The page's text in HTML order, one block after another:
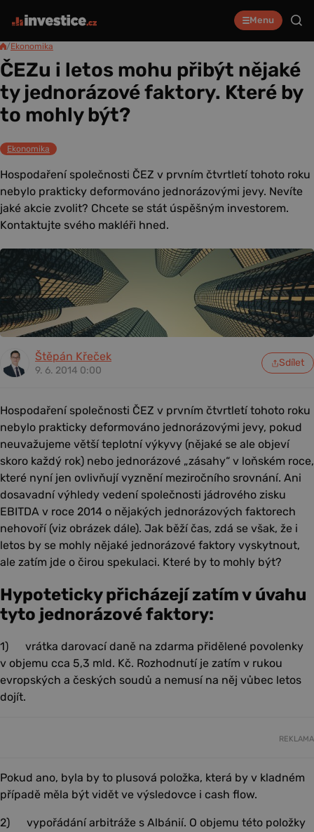
Menu
/Ekonomika
ČEZu i letos mohu přibýt nějaké
ty jednorázové faktory. Které by
to mohly být?
Ekonomika
Hospodaření společnosti ČEZ v prvním čtvrtletí tohoto roku
nebylo prakticky deformováno jednorázovými jevy. Nevíte
jaké akcie zvolit? Chcete se stát úspěšným investorem.
Kontaktujte svého makléři hned.
Štěpán Křeček
9. 6. 2014 0:00
Sdílet
Hospodaření společnosti ČEZ v prvním čtvrtletí tohoto roku
nebylo prakticky deformováno jednorázovými jevy, pokud
neuvažujeme větší teplotní výkyvy (nějaké se ale objeví
skoro každý rok) nebo jednorázové „zásahy“ v loňském roce,
které nyní jen ovlivňují vyznění meziročního srovnání. Ani
dosavadní výhledy vedení společnosti jádrového zisku
EBITDA v roce 2014 o nějakých jednorázových faktorech
nehovoří (viz obrázek dále). Jak běží čas, zdá se však, že i
letos by se mohly nějaké jednorázové faktory vyskytnout,
ale zatím jde o čirou spekulaci. Které by to mohly být?
Hypoteticky přicházejí zatím v úvahu
tyto jednorázové faktory:
1) vrátka darovací daně na zdarma přidělené povolenky
v objemu cca 5,3 mld. Kč. Rozhodnutí je zatím v rukou
evropských a českých soudů a nemusí na něj vůbec letos
dojít.
REKLAMA
Pokud ano, byla by to plusová položka, která by v kladném
případě měla být vidět ve výsledovce i cash flow.
2) vypořádání arbitráže s Albánií. O objemu této položky